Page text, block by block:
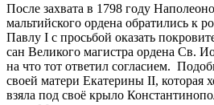
После захвата в 1798 году
мальтийского ордена обратились к
Павлу I с просьбой оказать
сан Великого магистра ордена Св.
на что тот ответил согласием.
своей матери Екатерины II, которая
взяла под своё крыло